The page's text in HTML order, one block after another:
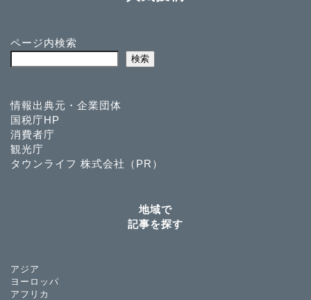
ページ内検索
検索
情報出典元・企業団体
国税庁HP
消費者庁
観光庁
タウンライフ 株式会社（PR）
地域で
記事を探す
アジア
ヨーロッパ
アフリカ